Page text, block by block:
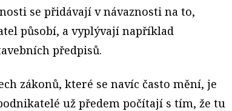
se přidávají v návaznosti na to,
působí, a vyplývají například
předpisů.
zákonů, které se navíc často mění, je
už předem počítají s tím, že tu